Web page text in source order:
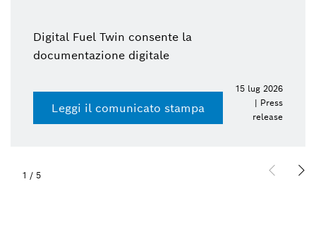
Digital Fuel Twin consente la
documentazione digitale
Leggi il comunicato stampa
15 lug 2026
| Press
release
1 / 5